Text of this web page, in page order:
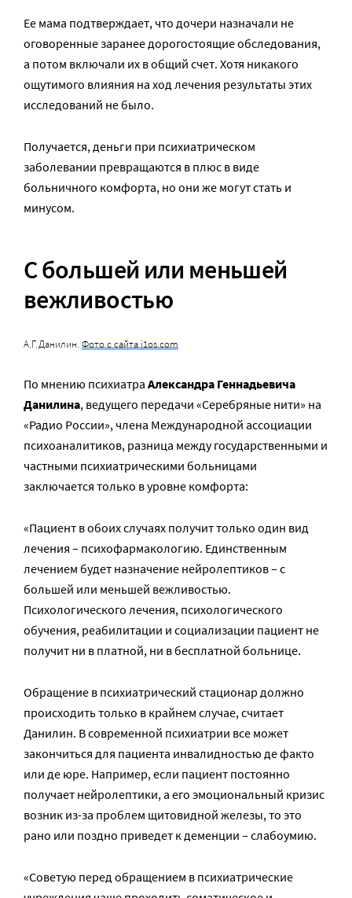
Ее мама подтверждает, что дочери назначали не
оговоренные заранее дорогостоящие обследования,
а потом включали их в общий счет. Хотя никакого
ощутимого влияния на ход лечения результаты этих
исследований не было.
Получается, деньги при психиатрическом
заболевании превращаются в плюс в виде
больничного комфорта, но они же могут стать и
минусом.
С большей или меньшей
вежливостью
А.Г.Данилин. Фото с сайта i1os.com
По мнению психиатра Александра Геннадьевича
Данилина, ведущего передачи «Серебряные нити» на
«Радио России», члена Международной ассоциации
психоаналитиков, разница между государственными и
частными психиатрическими больницами
заключается только в уровне комфорта:
«Пациент в обоих случаях получит только один вид
лечения – психофармакологию. Единственным
лечением будет назначение нейролептиков – с
большей или меньшей вежливостью.
Психологического лечения, психологического
обучения, реабилитации и социализации пациент не
получит ни в платной, ни в бесплатной больнице.
Обращение в психиатрический стационар должно
происходить только в крайнем случае, считает
Данилин. В современной психиатрии все может
закончиться для пациента инвалидностью де факто
или де юре. Например, если пациент постоянно
получает нейролептики, а его эмоциональный кризис
возник из-за проблем щитовидной железы, то это
рано или поздно приведет к деменции – слабоумию.
«Советую перед обращением в психиатрические